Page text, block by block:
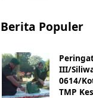
Berita Populer
III/
0614/
TMP